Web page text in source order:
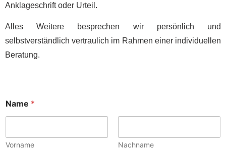
Anklageschrift oder Urteil.
Alles Weitere besprechen wir persönlich und
selbstverständlich vertraulich im Rahmen einer individuellen
Beratung.
a
n
e
r
Name *
Vorname Nachname